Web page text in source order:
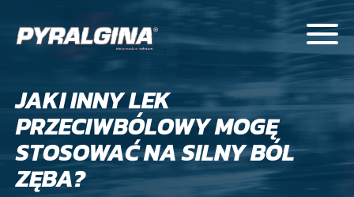
JAKI INNY LEK
PRZECIWBÓLOWY MOGĘ
STOSOWAĆ NA SILNY BÓL
ZĘBA?